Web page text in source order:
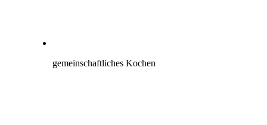
gemeinschaftliches Kochen